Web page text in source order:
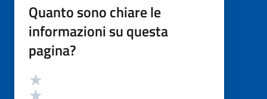
Quanto sono chiare le
informazioni su questa
pagina?
Valutazione